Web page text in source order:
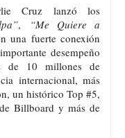
Cruz lanzó los
,
“Me Quiere a
una fuerte conexión
desempeño
de 10 millones de
internacional, más
un histórico Top #5,
Billboard y más de